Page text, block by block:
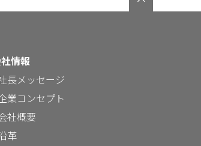
情報
長メッセージ
業コンセプト
社概要
革